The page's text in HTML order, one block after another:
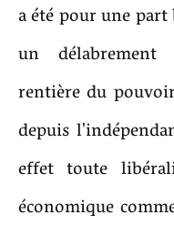
a été pour une
un
rentière du
depuis
effet toute
économique